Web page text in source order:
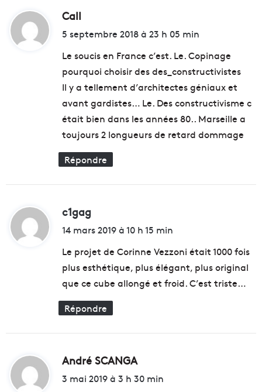
Call
i
5 septembre 2018 à 23 h 05 min
Le soucis en France c’est. Le. Copinage
pourquoi choisir des des_constructivistes
Il y a tellement d’architectes géniaux et
avant gardistes… Le. Des constructivisme c
était bien dans les années 80.. Marseille a
toujours 2 longueurs de retard dommage
Répondre
c1gag
i
14 mars 2019 à 10 h 15 min
Le projet de Corinne Vezzoni était 1000 fois
plus esthétique, plus élégant, plus original
que ce cube allongé et froid. C’est triste…
Répondre
André SCANGA
i
3 mai 2019 à 3 h 30 min